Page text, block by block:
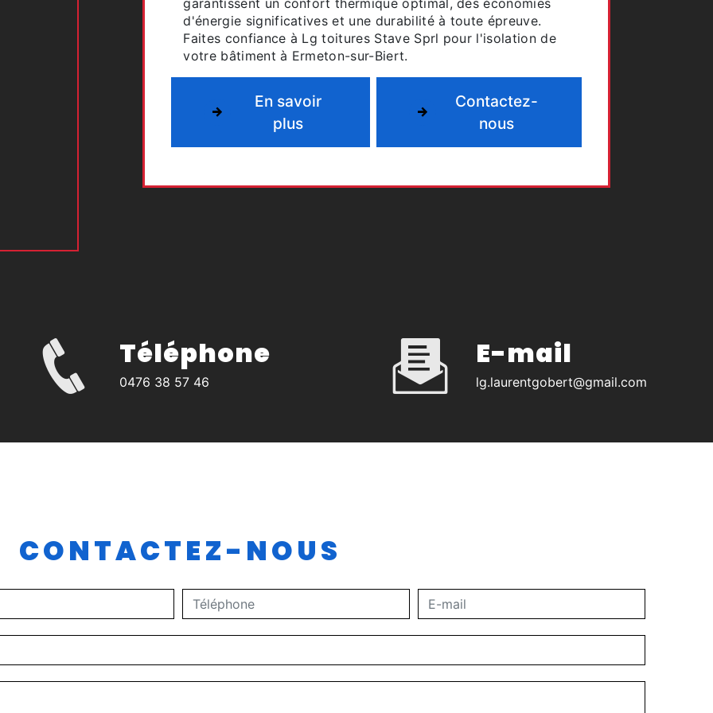
garantissent un confort thermique optimal, des économies
d'énergie significatives et une durabilité à toute épreuve.
Faites confiance à Lg toitures Stave Sprl pour l'isolation de
votre bâtiment à Ermeton-sur-Biert.
En savoir
plus
Contactez-
nous
Téléphone
0476 38 57 46
E-mail
lg.laurentgobert@gmail.com
CONTACTEZ-NOUS